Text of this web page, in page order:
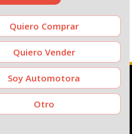
Quiero Comprar
Quiero Vender
Soy Automotora
Otro